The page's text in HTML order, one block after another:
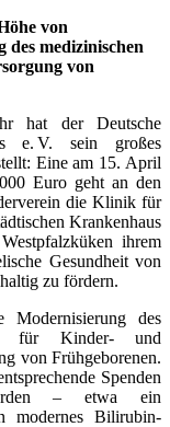
von
medizinischen
von
hat der Deutsche
e. V. sein großes
Eine am 15. April
Euro geht an den
die Klinik für
Krankenhaus
ihrem
Gesundheit von
zu fördern.
des
für Kinder- und
von Frühgeborenen.
Spenden
– etwa ein
modernes Bilirubin-